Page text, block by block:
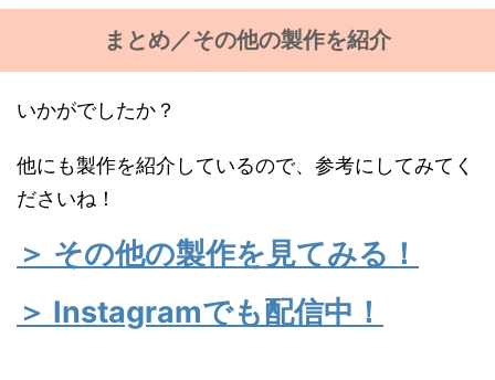
まとめ／その他の製作を紹介
いかがでしたか？
他にも製作を紹介しているので、参考にしてみてく
ださいね！
＞ その他の製作を見てみる！
＞ Instagramでも配信中！